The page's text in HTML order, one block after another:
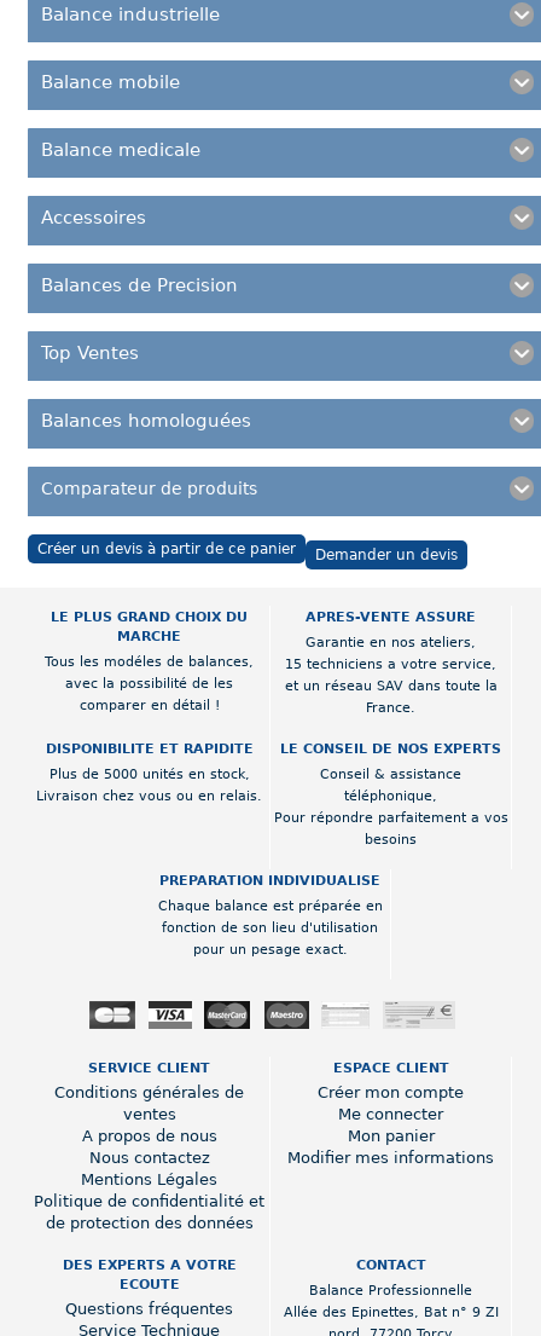
Balance industrielle
Balance mobile
Balance medicale
Accessoires
Balances de Precision
Top Ventes
Balances homologuées
Comparateur de produits
Créer un devis à partir de ce panier Demander un devis
LE PLUS GRAND CHOIX DU
MARCHE
Tous les modéles de balances,
avec la possibilité de les
comparer en détail !
APRES-VENTE ASSURE
Garantie en nos ateliers,
15 techniciens a votre service,
et un réseau SAV dans toute la
France.
DISPONIBILITE ET RAPIDITE
Plus de 5000 unités en stock,
Livraison chez vous ou en relais.
LE CONSEIL DE NOS EXPERTS
Conseil & assistance
téléphonique,
Pour répondre parfaitement a vos
besoins
PREPARATION INDIVIDUALISE
Chaque balance est préparée en
fonction de son lieu d'utilisation
pour un pesage exact.
SERVICE CLIENT
Conditions générales de
ventes
A propos de nous
Nous contactez
Mentions Légales
Politique de confidentialité et
de protection des données
ESPACE CLIENT
Créer mon compte
Me connecter
Mon panier
Modifier mes informations
DES EXPERTS A VOTRE
ECOUTE
Questions fréquentes
Service Technique
CONTACT
Balance Professionnelle
Allée des Epinettes, Bat n° 9 ZI